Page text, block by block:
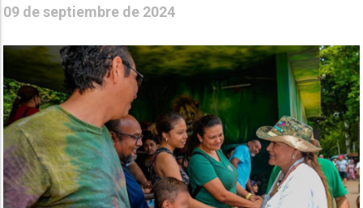
09 de septiembre de 2024